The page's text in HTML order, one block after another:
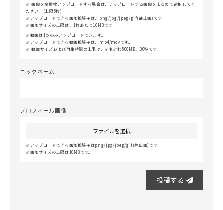
画像を複数枚アップロードする場合は、アップロードする画像をまとめて選択してく
ださい。(上限5枚)
アップロードできる画像拡張子は、png/jpg/jpeg/gif(静止画)です。
画像サイズの上限は、1枚あたり10MBです。
動画は1つのみアップロードできます。
アップロードできる動画拡張子は、mp4/movです。
動画サイズおよび再生時間の上限は、それぞれ500MB、30秒です。
ニックネーム
プロフィール画像
ファイルを選択
アップロードできる画像拡張子はpng/jpg/jpeg/gif(静止画)です
画像サイズの上限は10MBです。
投稿する